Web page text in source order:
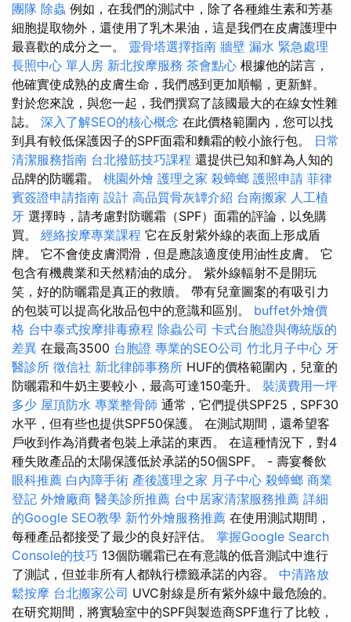
團隊 除蟲 例如，在我們的測試中，除了各種維生素和芳基
細胞提取物外，還使用了乳木果油，這是我們在皮膚護理中
最喜歡的成分之一。 靈骨塔選擇指南 牆壁 漏水 緊急處理
長照中心 單人房 新北按摩服務 茶會點心 根據他的諾言，
他確實使成熟的皮膚生命，我們感到更加順暢，更新鮮。
對於您來說，與您一起，我們撰寫了該國最大的在線女性雜
誌。 深入了解SEO的核心概念 在此價格範圍內，您可以找
到具有較低保護因子的SPF面霜和麵霜的較小旅行包。 日常
清潔服務指南 台北撥筋技巧課程 還提供已知和鮮為人知的
品牌的防曬霜。 桃園外燴 護理之家 殺蟑螂 護照申請 菲律
賓簽證申請指南 設計 高品質骨灰罈介紹 台南搬家 人工植
牙 選擇時，請考慮對防曬霜（SPF）面霜的評論，以免購
買。 經絡按摩專業課程 它在反射紫外線的表面上形成盾
牌。 它不會使皮膚潤滑，但是應該適度使用油性皮膚。 它
包含有機農業和天然精油的成分。 紫外線輻射不是開玩
笑，好的防曬霜是真正的救贖。 帶有兒童圖案的有吸引力
的包裝可以提高化妝品包中的意識和區別。 buffet外燴價
格 台中泰式按摩排毒療程 除蟲公司 卡式台胞證與傳統版的
差異 在最高3500 台胞證 專業的SEO公司 竹北月子中心 牙
醫診所 徵信社 新北律師事務所 HUF的價格範圍內，兒童的
防曬霜和牛奶主要較小，最高可達150毫升。 裝潢費用一坪
多少 屋頂防水 專業整骨師 通常，它們提供SPF25，SPF30
水平，但有些也提供SPF50保護。 在測試期間，還希望客
戶收到作為消費者包裝上承諾的東西。 在這種情況下，對4
種失敗產品的太陽保護低於承諾的50個SPF。 - 壽宴餐飲
眼科推薦 白內障手術 產後護理之家 月子中心 殺蟑螂 商業
登記 外燴廠商 醫美診所推薦 台中居家清潔服務推薦 詳細
的Google SEO教學 新竹外燴服務推薦 在使用測試期間，
每種產品都接受了最少的良好評估。 掌握Google Search
Console的技巧 13個防曬霜已在有意識的低音測試中進行
了測試，但並非所有人都執行標籤承諾的內容。 中清路放
鬆按摩 台北搬家公司 UVC射線是所有紫外線中最危險的。
在研究期間，將實驗室中的SPF與製造商SPF進行了比較，